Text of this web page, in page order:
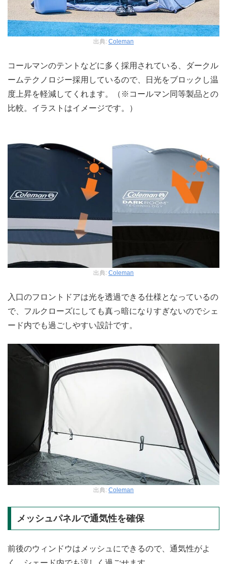
出典: Coleman
コールマンのテントなどに多く採用されている、ダークル
ームテクノロジー採用しているので、日光をブロックし温
度上昇を軽減してくれます。（※コールマン同等製品との
比較。イラストはイメージです。）
出典: Coleman
入口のフロントドアは光を透過できる仕様となっているの
で、フルクローズにしても真っ暗になりすぎないのでシェ
ード内でも過ごしやすい設計です。
出典: Coleman
メッシュパネルで通気性を確保
前後のウィンドウはメッシュにできるので、通気性がよ